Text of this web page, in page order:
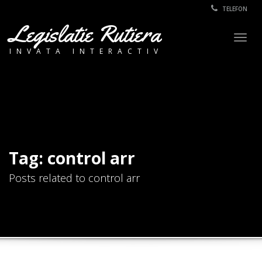
TELEFON
Legislatie Rutiera
INVATA INTERACTIV
Tag: control arr
Posts related to control arr